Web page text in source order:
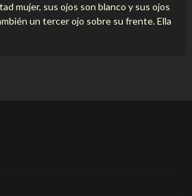
mujer, sus ojos son blanco y sus ojos
un tercer ojo sobre su frente. Ella